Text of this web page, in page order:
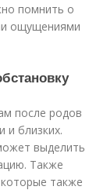
помнить о
ощущениями
после родов
и близких.
выделить
Также
также